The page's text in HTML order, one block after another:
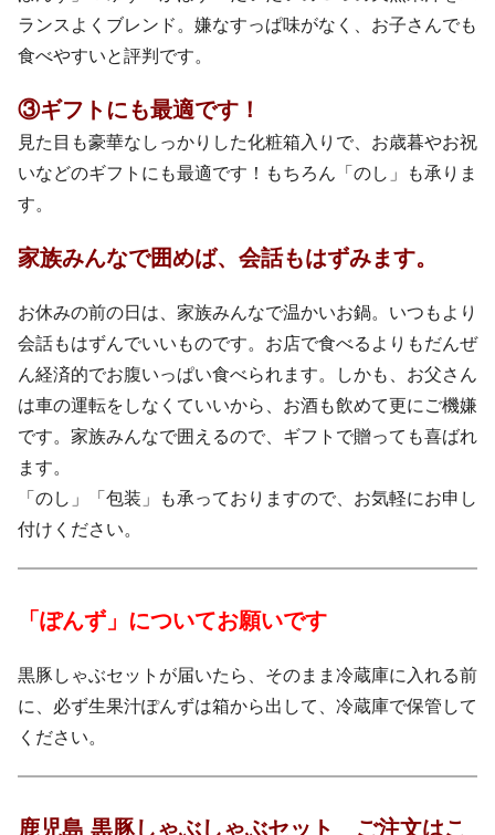
ランスよくブレンド。嫌なすっぱ味がなく、お子さんでも
食べやすいと評判です。
③ギフトにも最適です！
見た目も豪華なしっかりした化粧箱入りで、お歳暮やお祝
いなどのギフトにも最適です！もちろん「のし」も承りま
す。
家族みんなで囲めば、会話もはずみます。
お休みの前の日は、家族みんなで温かいお鍋。いつもより
会話もはずんでいいものです。お店で食べるよりもだんぜ
ん経済的でお腹いっぱい食べられます。しかも、お父さん
は車の運転をしなくていいから、お酒も飲めて更にご機嫌
です。家族みんなで囲えるので、ギフトで贈っても喜ばれ
ます。
「のし」「包装」も承っておりますので、お気軽にお申し
付けください。
「ぽんず」についてお願いです
黒豚しゃぶセットが届いたら、そのまま冷蔵庫に入れる前
に、必ず生果汁ぽんずは箱から出して、冷蔵庫で保管して
ください。
鹿児島 黒豚しゃぶしゃぶセット ご注文はこ